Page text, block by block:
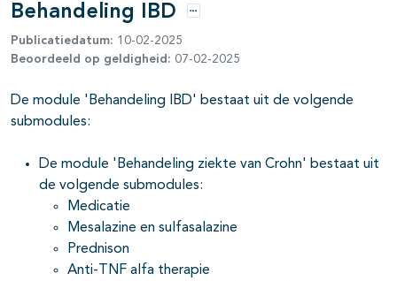
open- en dichtklappen
open- en dichtklappen
Behandeling IBD Opties
Publicatiedatum: 10-02-2025
Beoordeeld op geldigheid: 07-02-2025
De module 'Behandeling IBD' bestaat uit de volgende
submodules:
De module 'Behandeling ziekte van Crohn' bestaat uit
de volgende submodules:
Medicatie
Mesalazine en sulfasalazine
Prednison
Anti-TNF alfa therapie